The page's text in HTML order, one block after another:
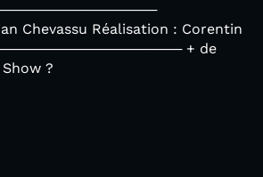
Chevassu Réalisation : Corentin
+ de
?